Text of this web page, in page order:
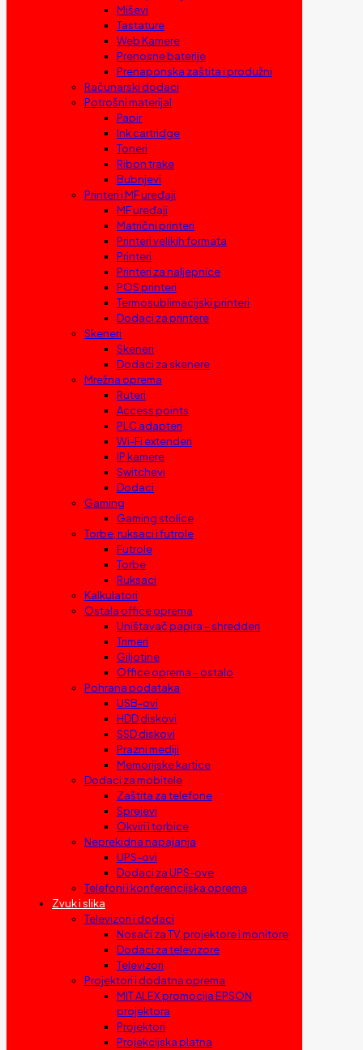
Miševi
Tastature
Web Kamere
Prenosne baterije
Prenaponska zaštita i produžni
Računarski dodaci
Potrošni materijal
Papir
Ink cartridge
Toneri
Ribon trake
Bubnjevi
Printeri i MF uređaji
MF uređaji
Matrični printeri
Printeri velikih formata
Printeri
Printeri za naljepnice
POS printeri
Termosublimacijski printeri
Dodaci za printere
Skeneri
Skeneri
Dodaci za skenere
Mrežna oprema
Ruteri
Access points
PLC adapteri
Wi-Fi extenderi
IP kamere
Switchevi
Dodaci
Gaming
Gaming stolice
Torbe, ruksaci i futrole
Futrole
Torbe
Ruksaci
Kalkulatori
Ostala office oprema
Uništavač papira – shredderi
Trimeri
Giljotine
Office oprema – ostalo
Pohrana podataka
USB-ovi
HDD diskovi
SSD diskovi
Prazni mediji
Memorijske kartice
Dodaci za mobitele
Zaštita za telefone
Sprejevi
Okviri i torbice
Neprekidna napajanja
UPS-ovi
Dodaci za UPS-ove
Telefoni i konferencijska oprema
Zvuk i slika
Televizori i dodaci
Nosači za TV, projektore i monitore
Dodaci za televizore
Televizori
Projektori i dodatna oprema
MIT ALEX promocija EPSON
projektora
Projektori
Projekcijska platna